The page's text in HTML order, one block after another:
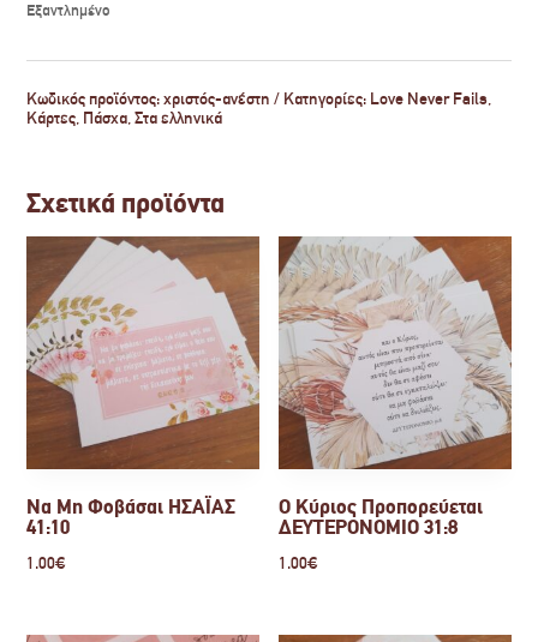
Εξαντλημένο
Κωδικός προϊόντος:χριστός-ανέστη Κατηγορίες: Love Never Fails,
Κάρτες, Πάσχα,Στα ελληνικά
Σχετικά προϊόντα
Να Μη Φοβάσαι ΗΣΑΪΑΣ
41:10
1.00€
Ο Κύριος Προπορεύεται
ΔΕΥΤΕΡΟΝΟΜΙΟ 31:8
1.00€